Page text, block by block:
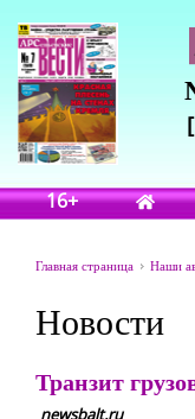
16+
Главная страница Наши
Новости
Транзит
newsbalt.ru